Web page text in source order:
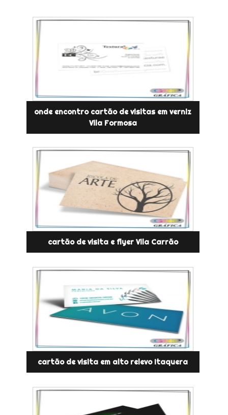
onde encontro cartão de visitas em verniz
Vila Formosa
cartão de visita e flyer Vila Carrão
cartão de visita em alto relevo Itaquera